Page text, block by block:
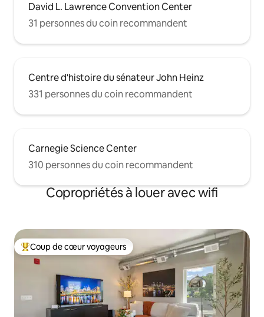
David L. Lawrence Convention Center
31 personnes du coin recommandent
Centre d'histoire du sénateur John Heinz
331 personnes du coin recommandent
Carnegie Science Center
310 personnes du coin recommandent
Copropriétés à louer avec wifi
Coup de cœur voyageurs parmi les plus aimés
Coup de cœur voyageurs